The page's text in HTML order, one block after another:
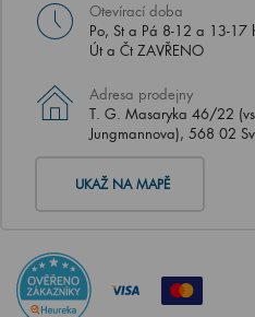
Otevírací doba
Po, St a Pá 8-12 a 13-17
Út a Čt ZAVŘENO
Adresa prodejny
T. G. Masaryka 46/22
Jungmannova), 568 02
UKAŽ NA MAPĚ